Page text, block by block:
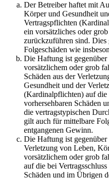
Der Betreiber haftet mit
Körper und Gesundheit
Vertragspflichten
ein vorsätzliches oder
zurückzuführen sind.
Folgeschäden wie
Die Haftung ist
vorsätzlichem oder grob
Schäden aus der
Gesundheit und der
(Kardinalpflichten) auf die
vorhersehbaren Schäden
die vertragstypischen
gilt auch für mittelbare
entgangenen Gewinn.
Die Haftung ist
Verletzung von Leben,
vorsätzlichem oder grob
auf die bei
Schäden und im Übrigen